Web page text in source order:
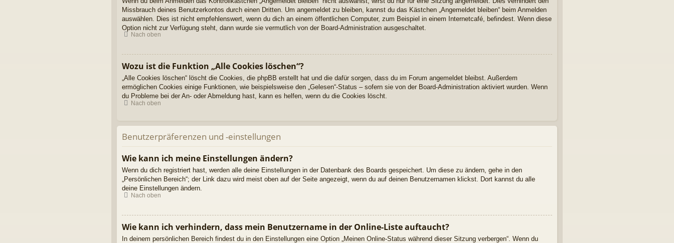
Missbrauch deines Benutzerkontos durch einen Dritten. Um angemeldet zu bleiben, kannst du das Kästchen „Angemeldet bleiben“ beim Anmelden
auswählen. Dies ist nicht empfehlenswert, wenn du dich an einem öffentlichen Computer, zum Beispiel in einem Internetcafé, befindest. Wenn diese
Option nicht zur Verfügung steht, dann wurde sie vermutlich von der Board-Administration ausgeschaltet.
Nach oben
Wozu ist die Funktion „Alle Cookies löschen“?
„Alle Cookies löschen“ löscht die Cookies, die phpBB erstellt hat und die dafür sorgen, dass du im Forum angemeldet bleibst. Außerdem
ermöglichen Cookies einige Funktionen, wie beispielsweise den „Gelesen“-Status – sofern sie von der Board-Administration aktiviert wurden. Wenn
du Probleme bei der An- oder Abmeldung hast, kann es helfen, wenn du die Cookies löscht.
Nach oben
Benutzerpräferenzen und -einstellungen
Wie kann ich meine Einstellungen ändern?
Wenn du dich registriert hast, werden alle deine Einstellungen in der Datenbank des Boards gespeichert. Um diese zu ändern, gehe in den
„Persönlichen Bereich“; der Link dazu wird meist oben auf der Seite angezeigt, wenn du auf deinen Benutzernamen klickst. Dort kannst du alle
deine Einstellungen ändern.
Nach oben
Wie kann ich verhindern, dass mein Benutzername in der Online-Liste auftaucht?
In deinem persönlichen Bereich findest du in den Einstellungen eine Option „Meinen Online-Status während dieser Sitzung verbergen“. Wenn du